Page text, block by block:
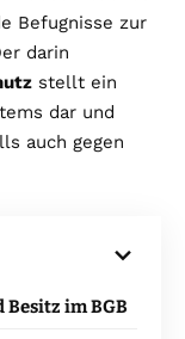
Befugnisse zur
darin
stellt ein
dar und
auch gegen
im BGB